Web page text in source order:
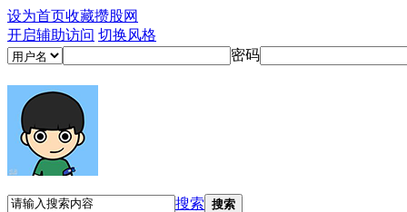
设为首页收藏攒股网
开启辅助访问 切换风格
密码
搜索 搜索